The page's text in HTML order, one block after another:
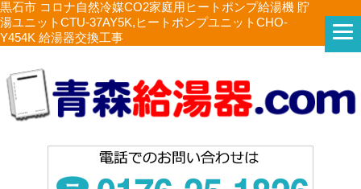
黒石市 コロナ自然冷媒CO2家庭用ヒートポンプ給湯機 貯
湯ユニットCTU-37AY5K,ヒートポンプユニットCHO-
Y454K 給湯器交換工事